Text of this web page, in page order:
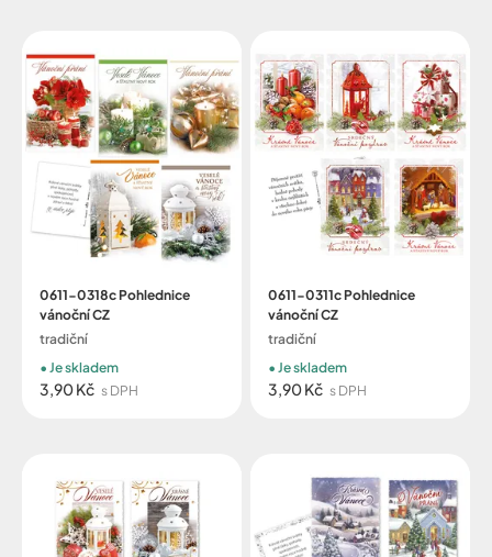
0611-0318c Pohlednice
vánoční CZ
tradiční
3,90 Kč s DPH
Je skladem
0611-0311c Pohlednice
vánoční CZ
tradiční
3,90 Kč s DPH
Je skladem